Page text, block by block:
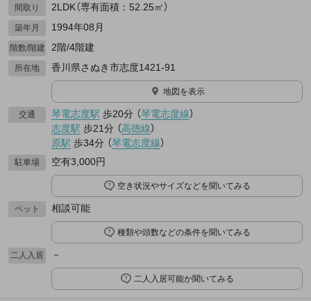
間取り 2LDK（専有面積：52.25㎡）
築年月 1994年08月
階数/階建 2階/4階建
所在地 香川県さぬき市志度1421-91
地図を表示
交通 琴電志度駅 歩20分 （琴電志度線）
志度駅 歩21分 （高徳線）
原駅 歩34分 （琴電志度線）
駐車場 空有3,000円
空き状況やサイズなどを聞いてみる
ペット 相談可能
種類や頭数などの条件を聞いてみる
二人入居 －
二人入居可能か聞いてみる